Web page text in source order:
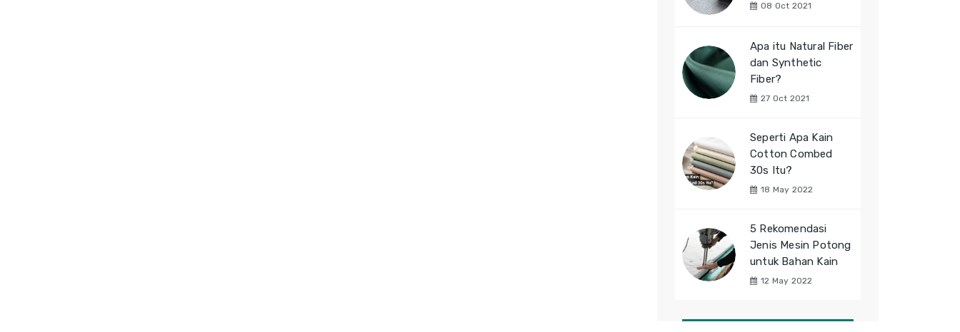
08 Oct 2021
Apa itu Natural Fiber
dan Synthetic
Fiber?
27 Oct 2021
Seperti Apa Kain
Cotton Combed
30s Itu?
18 May 2022
5 Rekomendasi
Jenis Mesin Potong
untuk Bahan Kain
12 May 2022